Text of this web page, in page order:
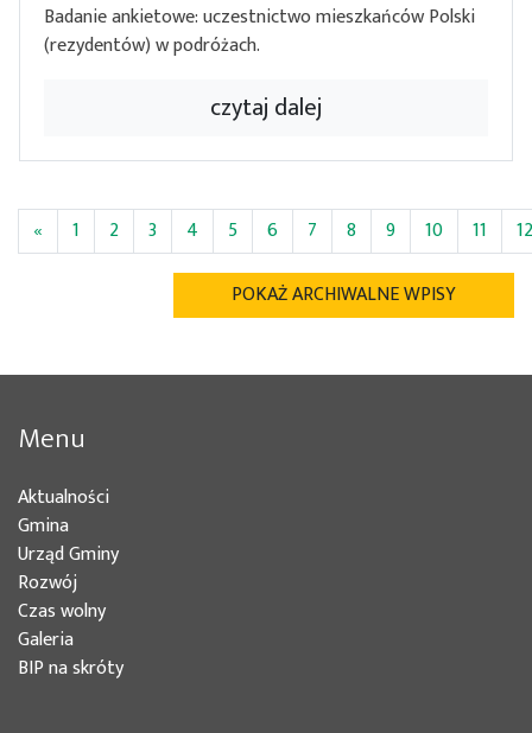
Badanie ankietowe: uczestnictwo mieszkańców Polski
(rezydentów) w podróżach.
czytaj dalej
« 1 2 3 4 5 6 7 8 9 10 11
12
POKAŻ ARCHIWALNE WPISY
Menu
Aktualności
Gmina
Urząd Gminy
Rozwój
Czas wolny
Galeria
BIP na skróty